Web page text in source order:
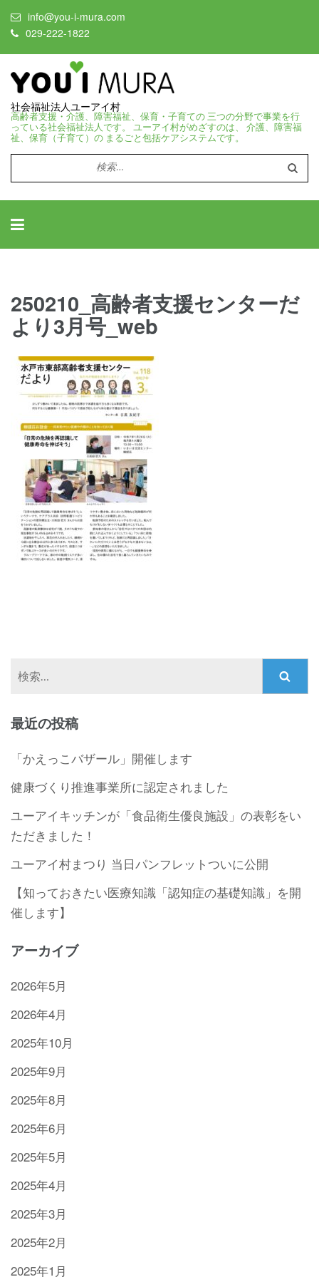
info@you-i-mura.com
029-222-1822
社会福祉法人ユーアイ村
高齢者支援・介護、障害福祉、保育・子育ての 三つの分野で事業を行
っている社会福祉法人です。 ユーアイ村がめざすのは、 介護、障害福
祉、保育（子育て）の まるごと包括ケアシステムです。
検
索:
250210_高齢者支援センターだ
より3月号_web
最近の投稿
「かえっこバザール」開催します
健康づくり推進事業所に認定されました
ユーアイキッチンが「食品衛生優良施設」の表彰をい
ただきました！
ユーアイ村まつり 当日パンフレットついに公開
【知っておきたい医療知識「認知症の基礎知識」を開
催します】
アーカイブ
2026年5月
2026年4月
2025年10月
2025年9月
2025年8月
2025年6月
2025年5月
2025年4月
2025年3月
2025年2月
2025年1月